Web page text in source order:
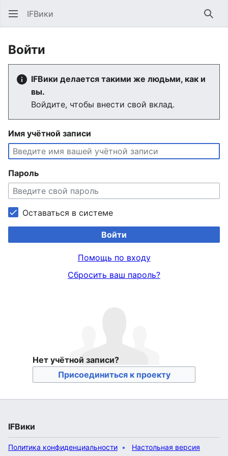
IFВики
Войти
IFВики делается такими же людьми, как и
вы.
Войдите, чтобы внести свой вклад.
Имя учётной записи
Пароль
Оставаться в системе
Войти
Помощь по входу
Сбросить ваш пароль?
Нет учётной записи?
Присоединиться к проекту
IFВики
Политика конфиденциальности Настольная версия